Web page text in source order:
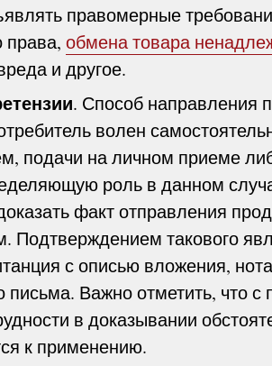
правомерные
права, обмена товара
и другое.
. Способ направления
волен
подачи на личном приеме
роль в данном
факт отправления
Подтверждением такового
с описью вложения,
письма. Важно отметить, что
в доказывании
к применению.